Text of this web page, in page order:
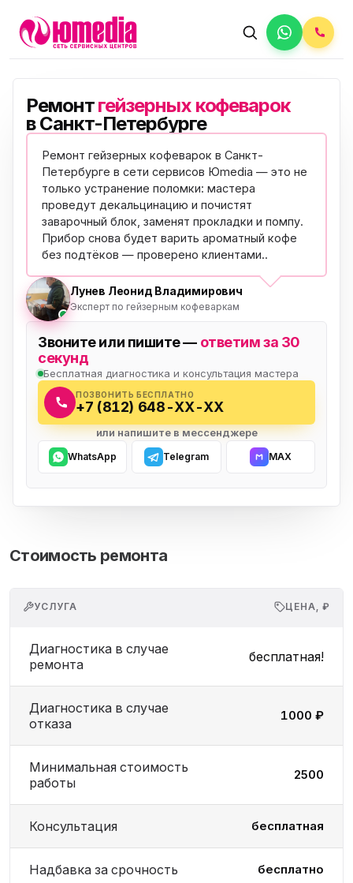
Ремонтгейзерных кофеварок
в Санкт-Петербурге
Ремонт гейзерных кофеварок в Санкт-
Петербурге в сети сервисов Юmedia — это не
только устранение поломки: мастера
проведут декальцинацию и почистят
заварочный блок, заменят прокладки и помпу.
Прибор снова будет варить ароматный кофе
без подтёков — проверено клиентами..
Лунев Леонид Владимирович
Эксперт по гейзерным кофеваркам
Звоните или пишите — ответим за 30
секунд
Бесплатная диагностика и консультация мастера
ПОЗВОНИТЬ БЕСПЛАТНО
+7 (812) 648-XX-XX
или напишите в мессенджере
WhatsApp Telegram MAX
Стоимость ремонта
УСЛУГА ЦЕНА, ₽
Диагностика в случае
ремонта
бесплатная!
Диагностика в случае
отказа
1000 ₽
Минимальная стоимость
работы
2500
Консультация бесплатная
Надбавка за срочность бесплатно